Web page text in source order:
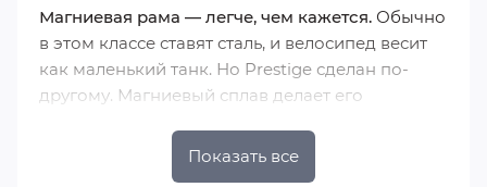
Магниевая рама — легче, чем кажется. Обычно
в этом классе ставят сталь, и велосипед весит
как маленький танк. Но Prestige сделан по-
другому. Магниевый сплав делает его
проблем сам закатит его на горку, перенесет
через лужу и не будет падать под ним на
Показать все